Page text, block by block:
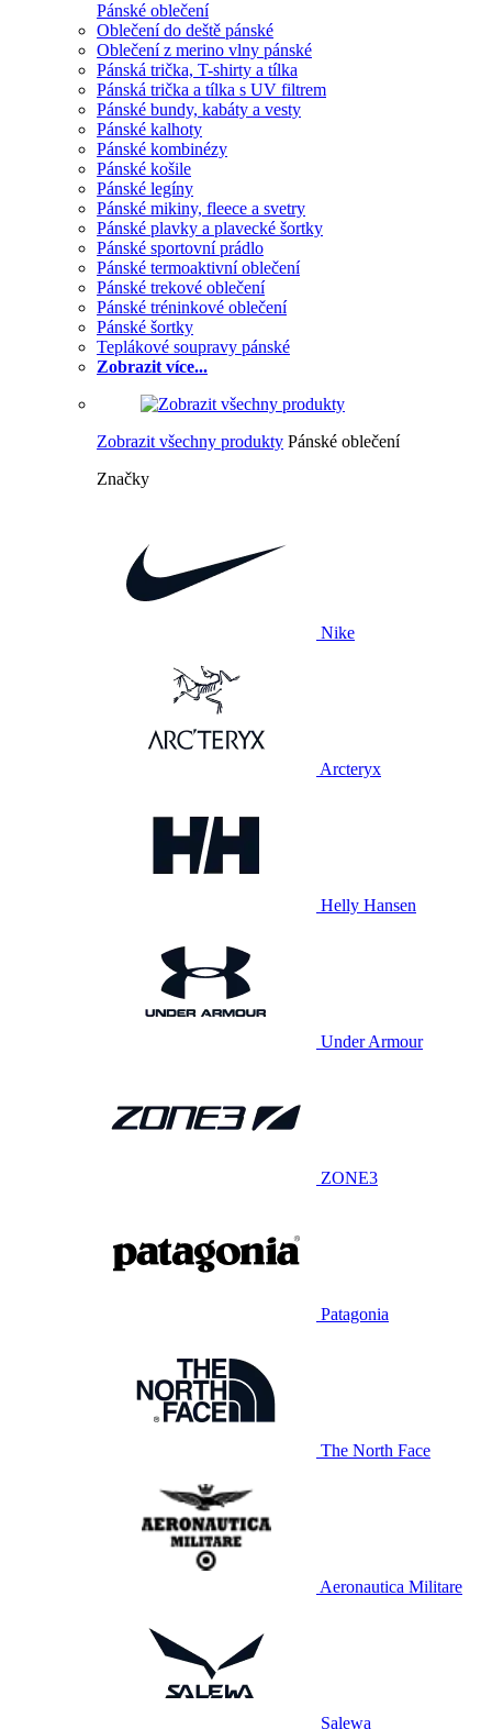
Pánské oblečení
Oblečení do deště pánské
Oblečení z merino vlny pánské
Pánská trička, T-shirty a tílka
Pánská trička a tílka s UV filtrem
Pánské bundy, kabáty a vesty
Pánské kalhoty
Pánské kombinézy
Pánské košile
Pánské legíny
Pánské mikiny, fleece a svetry
Pánské plavky a plavecké šortky
Pánské sportovní prádlo
Pánské termoaktivní oblečení
Pánské trekové oblečení
Pánské tréninkové oblečení
Pánské šortky
Teplákové soupravy pánské
Zobrazit více...
Zobrazit všechny produkty Pánské oblečení
Značky
Nike
Arcteryx
Helly Hansen
Under Armour
ZONE3
Patagonia
The North Face
Aeronautica Militare
Salewa